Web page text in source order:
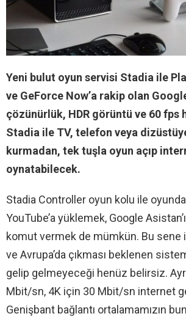
Yeni bulut oyun servisi Stadia ile
ve GeForce Now’a rakip olan
çözünürlük, HDR görüntü ve 60 fps
Stadia ile TV, telefon veya
kurmadan, tek tuşla oyun açıp
oynatabilecek.
Stadia Controller oyun kolu ile
YouTube’a yüklemek, Google
komut vermek de mümkün. Bu sene
ve Avrupa’da çıkması beklenen
gelip gelmeyeceği henüz belirsiz.
Mbit/sn, 4K için 30 Mbit/sn internet
Genişbant bağlantı ortalamamızın